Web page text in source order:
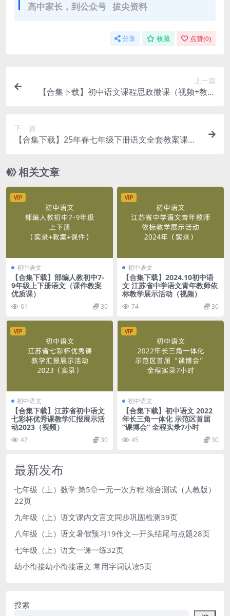
高中家长，到公众号 拔尖资料
分享 收藏 点赞(0)
上一篇
【合集下载】初中语文课程思政微课（视频+教案
下一篇
【合集下载】25年春七年级下册语文全套教案课件
相关文章
VIP
初中语文
【合集下载】部编人教初中7-
9年级上下册语文（课件教案
优质课）
61 30
VIP
初中语文
【合集下载】2024.10初中语
文 江苏省中学语文青年教师依
标教学展示活动（视频）
74 30
VIP
初中语文
【合集下载】江苏省初中语文
七彩杯优秀课教学汇报展示活
动2023（视频）
47 30
VIP
初中语文
【合集下载】初中语文 2022
年长三角一体化 示范区首届
“课博会” 全程实录7小时
45 30
最新发布
七年级（上）数学 第5章一元一次方程 综合测试（人教版）
22页
九年级（上）语文课内文言文同步巩固检测39页
八年级（上）语文暑假预习19作文—开头结尾与点题28页
七年级（上）语文一课一练32页
幼小衔接幼小衔接语文 常用字词认读5页
搜索